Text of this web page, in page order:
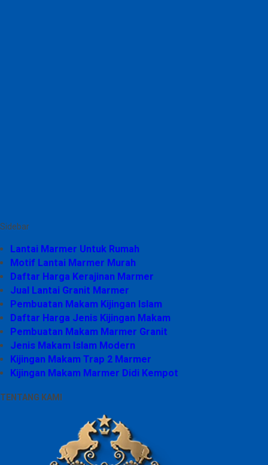
Sidebar
Lantai Marmer Untuk Rumah
Motif Lantai Marmer Murah
Daftar Harga Kerajinan Marmer
Jual Lantai Granit Marmer
Pembuatan Makam Kijingan Islam
Daftar Harga Jenis Kijingan Makam
Pembuatan Makam Marmer Granit
Jenis Makam Islam Modern
Kijingan Makam Trap 2 Marmer
Kijingan Makam Marmer Didi Kempot
TENTANG KAMI